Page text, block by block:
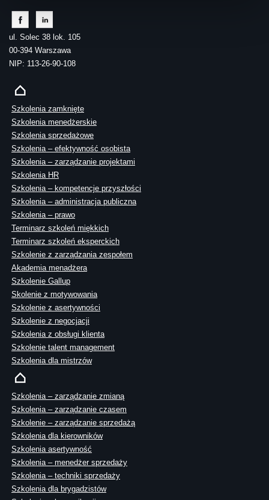
ul. Solec 38 lok. 105
00-394 Warszawa
NIP: 113-26-90-108
Szkolenia zamknięte
Szkolenia menedżerskie
Szkolenia sprzedażowe
Szkolenia – efektywność osobista
Szkolenia – zarządzanie projektami
Szkolenia HR
Szkolenia – kompetencje przyszłości
Szkolenia – administracja publiczna
Szkolenia – prawo
Terminarz szkoleń miękkich
Terminarz szkoleń eksperckich
Szkolenie z zarządzania zespołem
Akademia menadżera
Szkolenie Gallup
Skolenie z motywowania
Szkolenie z asertywności
Szkolenie z negocjacji
Szkolenia z obsługi klienta
Szkolenie talent management
Szkolenia dla mistrzów
Szkolenia – zarządzanie zmianą
Szkolenia – zarządzanie czasem
Szkolenie – zarządzanie sprzedażą
Szkolenia dla kierowników
Szkolenia asertywność
Szkolenia – menedżer sprzedaży
Szkolenia – techniki sprzedaży
Szkolenia dla brygadzistów